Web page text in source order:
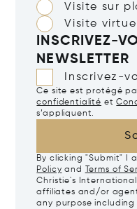
Visite sur
Visite
INSCRIVEZ-
NEWSLETTER
Inscrivez-
Ce site est protégé
confidentialité et
s’appliquent.
By clicking "Submit" I
Policy and Terms of
Christie's
affiliates and/or
any purpose